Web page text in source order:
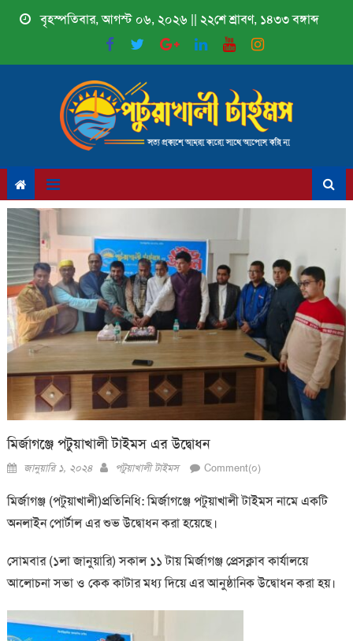
Skip
বৃহস্পতিবার, আগস্ট ০৬, ২০২৬ || ২২শে শ্রাবণ, ১৪৩৩ বঙ্গাব্দ
মির্জাগঞ্জে পটুয়াখালী টাইমস এর উদ্বোধন
Posted
জানুয়ারি ১, ২০২৪ Author
পটুয়াখালী টাইমস Comment(০)
মির্জাগঞ্জ (পটুয়াখালী)প্রতিনিধি: মির্জাগঞ্জে পটুয়াখালী টাইমস নামে একটি
অনলাইন পোর্টাল এর শুভ উদ্বোধন করা হয়েছে।
সোমবার (১লা জানুয়ারি) সকাল ১১ টায় মির্জাগঞ্জ প্রেসক্লাব কার্যালয়ে
আলোচনা সভা ও কেক কাটার মধ্য দিয়ে এর আনুষ্ঠানিক উদ্বোধন করা হয়।